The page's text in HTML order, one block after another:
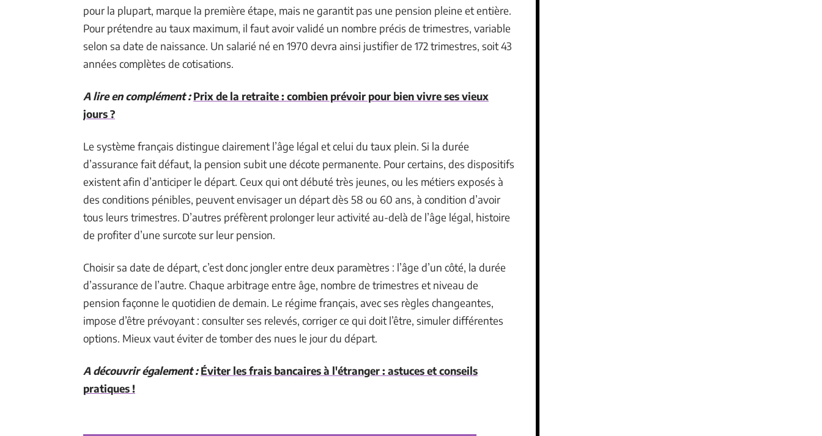
pour la plupart, marque la première étape, mais ne garantit pas une pension pleine et entière.
Pour prétendre au taux maximum, il faut avoir validé un nombre précis de trimestres, variable
selon sa date de naissance. Un salarié né en 1970 devra ainsi justifier de 172 trimestres, soit 43
années complètes de cotisations.
A lire en complément : Prix de la retraite : combien prévoir pour bien vivre ses vieux
jours ?
Le système français distingue clairement l’âge légal et celui du taux plein. Si la durée
d’assurance fait défaut, la pension subit une décote permanente. Pour certains, des dispositifs
existent afin d’anticiper le départ. Ceux qui ont débuté très jeunes, ou les métiers exposés à
des conditions pénibles, peuvent envisager un départ dès 58 ou 60 ans, à condition d’avoir
tous leurs trimestres. D’autres préfèrent prolonger leur activité au-delà de l’âge légal, histoire
de profiter d’une surcote sur leur pension.
Choisir sa date de départ, c’est donc jongler entre deux paramètres : l’âge d’un côté, la durée
d’assurance de l’autre. Chaque arbitrage entre âge, nombre de trimestres et niveau de
pension façonne le quotidien de demain. Le régime français, avec ses règles changeantes,
impose d’être prévoyant : consulter ses relevés, corriger ce qui doit l’être, simuler différentes
options. Mieux vaut éviter de tomber des nues le jour du départ.
A découvrir également : Éviter les frais bancaires à l'étranger : astuces et conseils
pratiques !